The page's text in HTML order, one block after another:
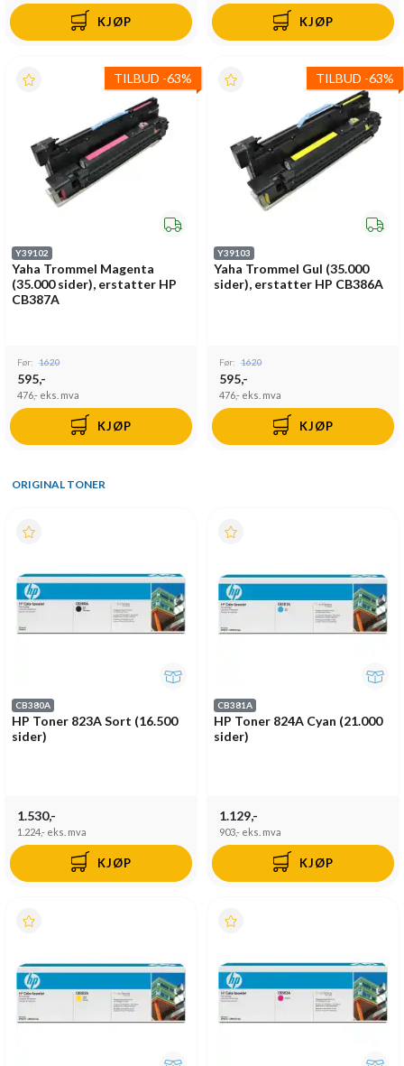
KJØP KJØP
TILBUD -63%
Y39102
Yaha Trommel Magenta
(35.000 sider), erstatter HP
CB387A
Før: 1620
595,-
476,- eks. mva
KJØP
TILBUD -63%
Y39103
Yaha Trommel Gul (35.000
sider), erstatter HP CB386A
Før: 1620
595,-
476,- eks. mva
KJØP
ORIGINAL TONER
CB380A
HP Toner 823A Sort (16.500
sider)
1.530,-
1.224,- eks. mva
KJØP
CB381A
HP Toner 824A Cyan (21.000
sider)
1.129,-
903,- eks. mva
KJØP